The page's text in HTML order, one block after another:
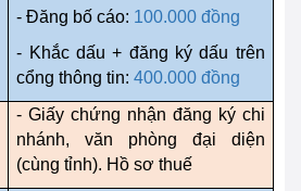
- Đăng bố cáo: 100.000 đồng
- Khắc dấu + đăng ký dấu trên
cổng thông tin:400.000 đồng
- Giấy chứng nhận đăng ký chi
nhánh, văn phòng đại diện
(cùng tỉnh). Hồ sơ thuế